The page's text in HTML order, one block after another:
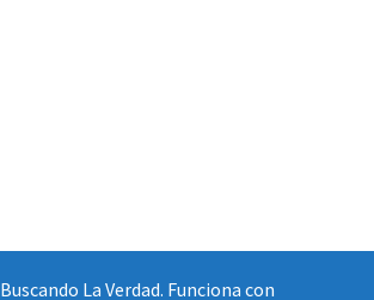
Buscando La Verdad. Funciona con